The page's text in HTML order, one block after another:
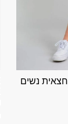
Bidi Badu Mora Tech Skirt חצאית נשים